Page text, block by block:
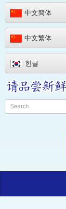
中文簡体
中文繁体
한글